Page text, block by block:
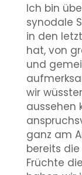
Ich bin
synodale
in den
hat, von
und
wir
aussehen
ganz am
bereits
Früchte